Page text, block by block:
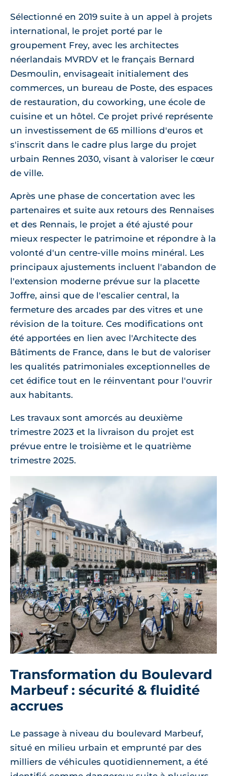
Sélectionné en 2019 suite à un appel à projets
international, le projet porté par le
groupement Frey, avec les architectes
néerlandais MVRDV et le français Bernard
Desmoulin, envisageait initialement des
commerces, un bureau de Poste, des espaces
de restauration, du coworking, une école de
cuisine et un hôtel. Ce projet privé représente
un investissement de 65 millions d'euros et
s'inscrit dans le cadre plus large du projet
urbain Rennes 2030, visant à valoriser le cœur
de ville.
Après une phase de concertation avec les
partenaires et suite aux retours des Rennaises
et des Rennais, le projet a été ajusté pour
mieux respecter le patrimoine et répondre à la
volonté d'un centre-ville moins minéral. Les
principaux ajustements incluent l'abandon de
l'extension moderne prévue sur la placette
Joffre, ainsi que de l'escalier central, la
fermeture des arcades par des vitres et une
révision de la toiture. Ces modifications ont
été apportées en lien avec l'Architecte des
Bâtiments de France, dans le but de valoriser
les qualités patrimoniales exceptionnelles de
cet édifice tout en le réinventant pour l'ouvrir
aux habitants.
Les travaux sont amorcés au deuxième
trimestre 2023 et la livraison du projet est
prévue entre le troisième et le quatrième
trimestre 2025.
Transformation du Boulevard
Marbeuf : sécurité & fluidité
accrues
Le passage à niveau du boulevard Marbeuf,
situé en milieu urbain et emprunté par des
milliers de véhicules quotidiennement, a été